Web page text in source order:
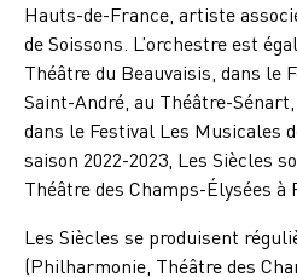
Hauts-de-France, artiste
de Soissons. L’orchestre est
Théâtre du Beauvaisis, dans le
Saint-André, au Théâtre-
dans le Festival Les Musicales
saison 2022-2023, Les Siècles
Théâtre des Champs-Élysées à
Les Siècles se produisent
(Philharmonie, Théâtre des